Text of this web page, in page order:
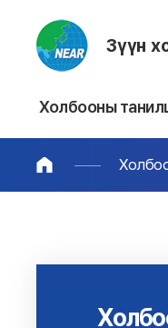
Зүүн
Холбооны